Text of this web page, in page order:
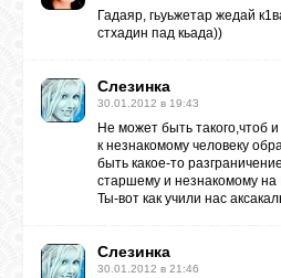
Гадаяр, гьуьжетар жедай
стхадин пад кьада))
Слезинка
30.01.2012 в 19:43
Не может быть такого,чтоб
к незнакомому человеку
быть какое-то
старшему и незнакомому на
Ты-вот как учили нас
Слезинка
30.01.2012 в 21:46